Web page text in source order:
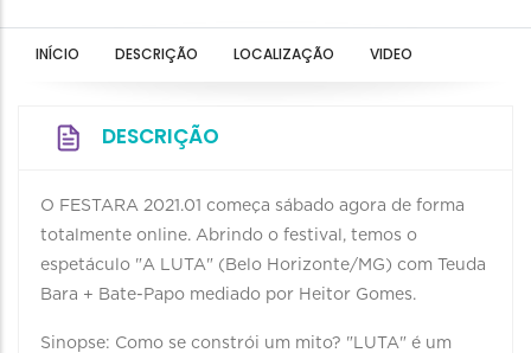
INÍCIO DESCRIÇÃO LOCALIZAÇÃO VIDEO
DESCRIÇÃO
O FESTARA 2021.01 começa sábado agora de forma
totalmente online. Abrindo o festival, temos o
espetáculo "A LUTA" (Belo Horizonte/MG) com Teuda
Bara + Bate-Papo mediado por Heitor Gomes.
Sinopse: Como se constrói um mito? "LUTA" é um